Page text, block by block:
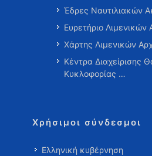
Έδρες Ναυτιλιακών
Ευρετήριο Λιμενικών
Χάρτης Λιμενικών
Κέντρα Διαχείρισης
Κυκλοφορίας …
Χρήσιμοι σύνδεσμοι
Ελληνική κυβέρνηση